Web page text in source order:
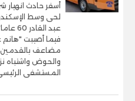
أسفر حادث انهيار
لحى وسط
عبد
مضاعف بالقدمين
والحوض واشتباه
المستشفى